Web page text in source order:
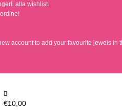
alla wishlist.
account to add your favourite jewels in
€10,00